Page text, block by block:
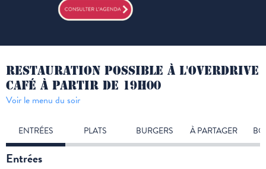
RESTAURATION POSSIBLE À L'OVERDRIVE
CAFÉ À PARTIR DE 19H00
Voir le menu du soir
ENTRÉES PLATS BURGERS À PARTAGER
Entrées